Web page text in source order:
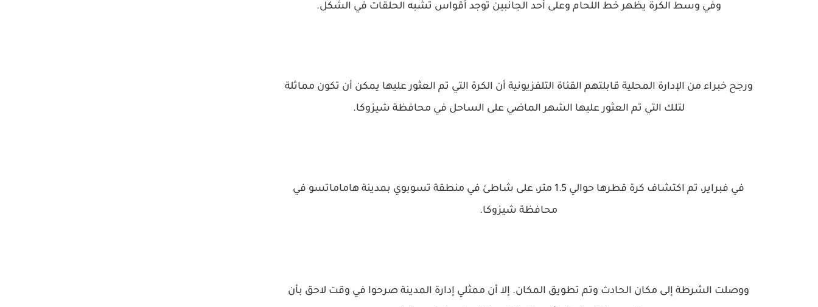
وفي وسط الكرة يظهر خط اللحام وعلى أحد الجانبين توجد أقواس تشبه الحلقات في الشكل.
ورجح خبراء من الإدارة المحلية قابلتهم القناة التلفزيونية أن الكرة التي تم العثور عليها يمكن أن تكون مماثلة
لتلك التي تم العثور عليها الشهر الماضي على الساحل في محافظة شيزوكا.
في فبراير، تم اكتشاف كرة قطرها حوالي 1.5 متر، على شاطئ في منطقة تسوبوي بمدينة هاماماتسو في
محافظة شيزوكا.
ووصلت الشرطة إلى مكان الحادث وتم تطويق المكان. إلا أن ممثلي إدارة المدينة صرحوا في وقت لاحق بأن